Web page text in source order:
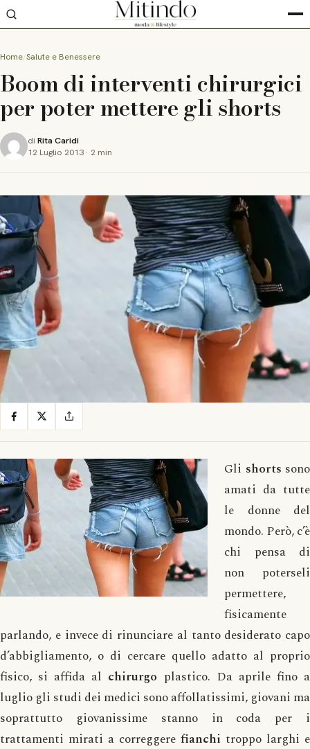
Home Salute e Benessere
Boom di interventi chirurgici
per poter mettere gli shorts
di Rita Caridi
12 Luglio 2013 · 2 min
Gli shorts sono
amati da tutte
le donne del
mondo. Però, c’è
chi pensa di
non poterseli
permettere,
fisicamente
parlando, e invece di rinunciare al tanto desiderato capo
d’abbigliamento, o di cercare quello adatto al proprio
fisico, si affida al chirurgo plastico. Da aprile fino a
luglio gli studi dei medici sono affollatissimi, giovani ma
soprattutto giovanissime stanno in coda per i
trattamenti mirati a correggere fianchi troppo larghi e